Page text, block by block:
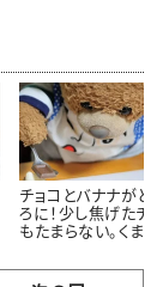
チョコとバナナがと
ろに！少し焦げたチ
もたまらない。くまく
ナ」レシピ